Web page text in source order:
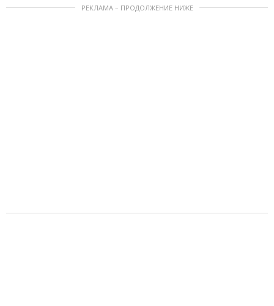
РЕКЛАМА – ПРОДОЛЖЕНИЕ НИЖЕ